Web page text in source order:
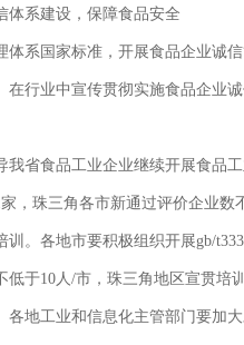
系建设，保障食品安全
国家标准，开展食品企业诚
业中宣传贯彻实施食品企业诚
食品工业企业继续开展食品工
，珠三角各市新通过评价企业
各地市要积极组织开展gb/
低于10人/市，珠三角地区宣贯培
工业和信息化主管部门要加大